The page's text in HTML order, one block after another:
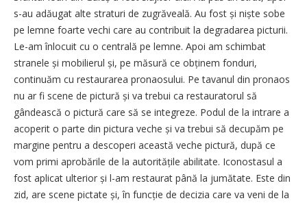
s-au adăugat alte straturi de zugrăveală. Au fost și niște sobe
pe lemne foarte vechi care au contribuit la degradarea picturii.
Le-am înlocuit cu o centrală pe lemne. Apoi am schimbat
stranele și mobilierul și, pe măsură ce obținem fonduri,
continuăm cu restaurarea pronaosului. Pe tavanul din pronaos
nu ar fi scene de pictură și va trebui ca restauratorul să
gândească o pictură care să se integreze. Podul de la intrare a
acoperit o parte din pictura veche și va trebui să decupăm pe
margine pentru a descoperi această veche pic­tură, după ce
vom primi aprobările de la autoritățile abilitate. Iconostasul a
fost aplicat ulterior și l-am restaurat până la jumătate. Este din
zid, are scene pictate și, în funcție de decizia care va veni de la